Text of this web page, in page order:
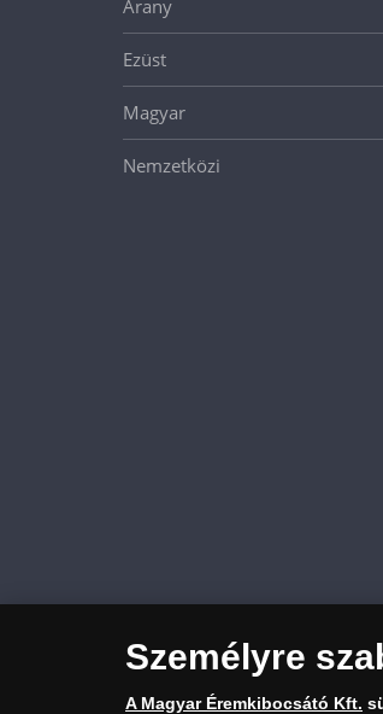
Arany
Ezüst
Magyar
Nemzetközi
Személyre
A Magyar Éremkibocsátó Kft.